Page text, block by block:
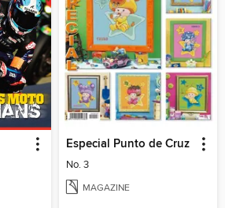
Especial Punto de Cruz
No. 3
MAGAZINE